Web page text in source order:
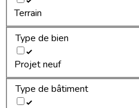
Terrain
Type de bien
Projet neuf
Type de bâtiment